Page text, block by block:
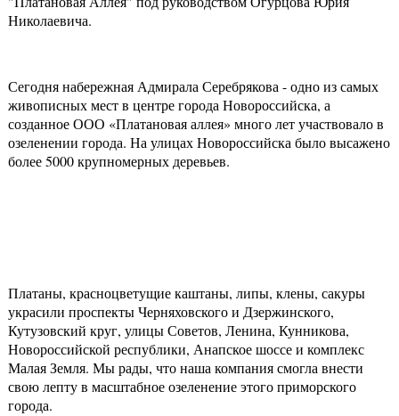
Николаевича.
Сегодня набережная Адмирала Серебрякова - одно из самых
живописных мест в центре города Новороссийска, а
созданное ООО «Платановая аллея» много лет участвовало в
озеленении города. На улицах Новороссийска было высажено
более 5000 крупномерных деревьев.
Платаны, красноцветущие каштаны, липы, клены, сакуры
украсили проспекты Черняховского и Дзержинского,
Кутузовский круг, улицы Советов, Ленина, Кунникова,
Новороссийской республики, Анапское шоссе и комплекс
Малая Земля. Мы рады, что наша компания смогла внести
свою лепту в масштабное озеленение этого приморского
города.